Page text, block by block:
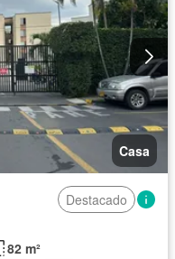
Casa
Destacado
82 m²